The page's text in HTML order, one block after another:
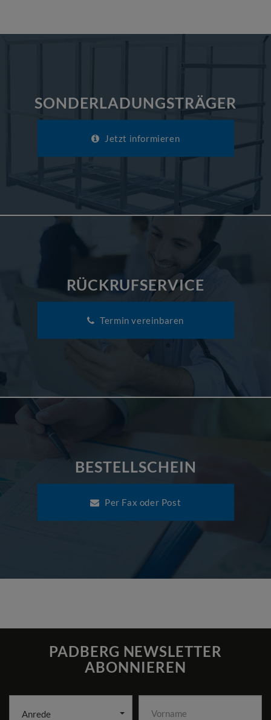
SONDERLADUNGSTRÄGER
Jetzt informieren
RÜCKRUFSERVICE
Termin vereinbaren
BESTELLSCHEIN
Per Fax oder Post
PADBERG NEWSLETTER
ABONNIEREN
Anrede